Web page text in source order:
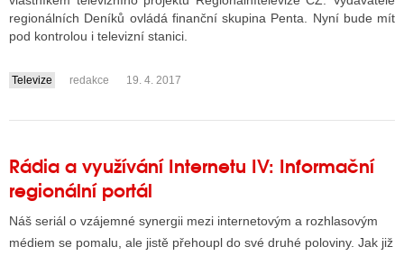
TELEVIZÍ
INTERNET
regionálních Deníků ovládá finanční skupina Penta. Nyní bude mít
pod kontrolou i televizní stanici.
....
Televize redakce 19. 4. 2017
Rádia a využívání Internetu IV: Informační
regionální portál
Náš seriál o vzájemné synergii mezi internetovým a rozhlasovým
médiem se pomalu, ale jistě přehoupl do své druhé poloviny. Jak již